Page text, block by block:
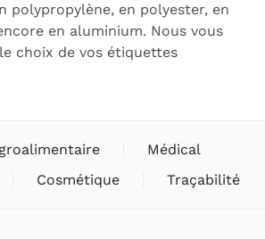
polypropylène, en polyester, en
en aluminium. Nous vous
choix de vos étiquettes
Médical
Cosmétique Traçabilité